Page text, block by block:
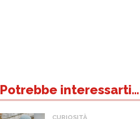
Potrebbe interessarti...
CURIOSITÀ